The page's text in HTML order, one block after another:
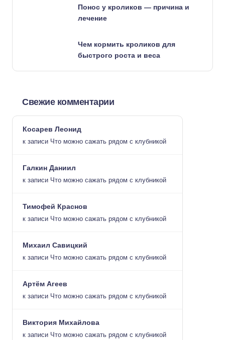
Понос у кроликов — причина и
лечение
Чем кормить кроликов для
быстрого роста и веса
Свежие комментарии
Косарев Леонид
к записи Что можно сажать рядом с клубникой
Галкин Даниил
к записи Что можно сажать рядом с клубникой
Тимофей Краснов
к записи Что можно сажать рядом с клубникой
Михаил Савицкий
к записи Что можно сажать рядом с клубникой
Артём Агеев
к записи Что можно сажать рядом с клубникой
Виктория Михайлова
к записи Что можно сажать рядом с клубникой